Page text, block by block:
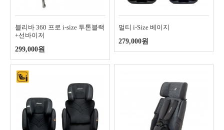
블리바 360 프로 i-size 투톤블랙
+선바이저
299,000원
멀티 i-Size 베이지
279,000원